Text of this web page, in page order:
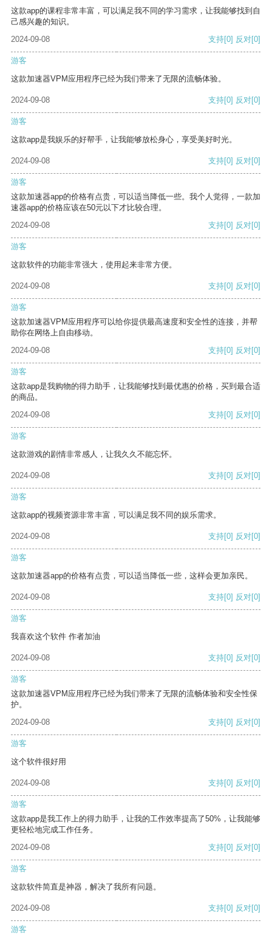
这款app的课程非常丰富，可以满足我不同的学习需求，让我能够找到自
己感兴趣的知识。
2024-09-08
支持[0] 反对[0]
游客
这款加速器VPM应用程序已经为我们带来了无限的流畅体验。
2024-09-08 支持[0] 反对[0]
游客
这款app是我娱乐的好帮手，让我能够放松身心，享受美好时光。
2024-09-08 支持[0] 反对[0]
游客
这款加速器app的价格有点贵，可以适当降低一些。我个人觉得，一款加
速器app的价格应该在50元以下才比较合理。
2024-09-08
支持[0] 反对[0]
游客
这款软件的功能非常强大，使用起来非常方便。
2024-09-08 支持[0] 反对[0]
游客
这款加速器VPM应用程序可以给你提供最高速度和安全性的连接，并帮
助你在网络上自由移动。
2024-09-08
支持[0] 反对[0]
游客
这款app是我购物的得力助手，让我能够找到最优惠的价格，买到最合适
的商品。
2024-09-08
支持[0] 反对[0]
游客
这款游戏的剧情非常感人，让我久久不能忘怀。
2024-09-08 支持[0] 反对[0]
游客
这款app的视频资源非常丰富，可以满足我不同的娱乐需求。
2024-09-08 支持[0] 反对[0]
游客
这款加速器app的价格有点贵，可以适当降低一些，这样会更加亲民。
2024-09-08 支持[0] 反对[0]
游客
我喜欢这个软件 作者加油
2024-09-08 支持[0] 反对[0]
游客
这款加速器VPM应用程序已经为我们带来了无限的流畅体验和安全性保
护。
2024-09-08
支持[0] 反对[0]
游客
这个软件很好用
2024-09-08 支持[0] 反对[0]
游客
这款app是我工作上的得力助手，让我的工作效率提高了50%，让我能够
更轻松地完成工作任务。
2024-09-08
支持[0] 反对[0]
游客
这款软件简直是神器，解决了我所有问题。
2024-09-08 支持[0] 反对[0]
游客